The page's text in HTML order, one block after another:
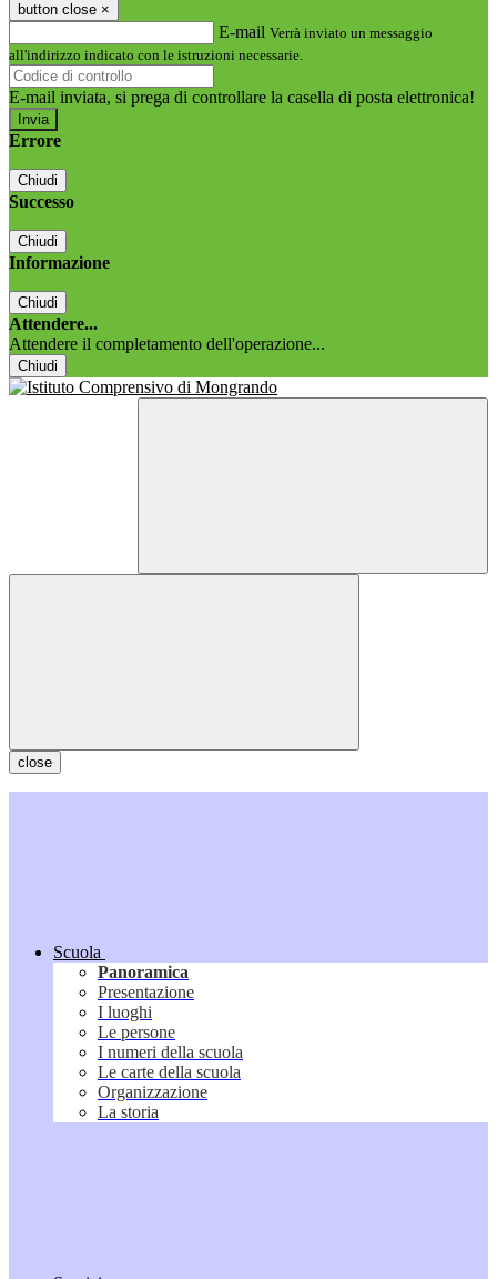
button close ×
E-mail Verrà inviato un messaggio
all'indirizzo indicato con le istruzioni necessarie.
E-mail inviata, si prega di controllare la casella di posta elettronica!
Errore
Chiudi
Successo
Chiudi
Informazione
Chiudi
Attendere...
Attendere il completamento dell'operazione...
Chiudi
close
Scuola
Panoramica
Presentazione
I luoghi
Le persone
I numeri della scuola
Le carte della scuola
Organizzazione
La storia